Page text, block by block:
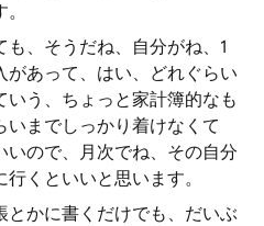
、そうだね、自分がね、1
があって、はい、どれぐらい
う、ちょっと家計簿的なも
までしっかり着けなくて
いので、月次でね、その自分
くといいと思います。
とかに書くだけでも、だいぶ